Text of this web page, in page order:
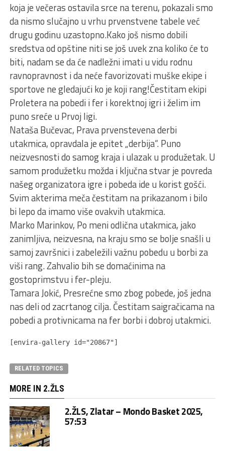
koja je večeras ostavila srce na terenu, pokazali smo
da nismo slučajno u vrhu prvenstvene tabele već
drugu godinu uzastopno.Kako još nismo dobili
sredstva od opštine niti se još uvek zna koliko će to
biti, nadam se da će nadležni imati u vidu rodnu
ravnopravnost i da neće favorizovati muške ekipe i
sportove ne gledajući ko je koji rang!Čestitam ekipi
Proletera na pobedi i fer i korektnoj igri i želim im
puno sreće u Prvoj ligi.
Nataša Bučevac, Prava prvenstevena derbi
utakmica, opravdala je epitet „derbija“. Puno
neizvesnosti do samog kraja i ulazak u produžetak. U
samom produžetku možda i ključna stvar je povreda
našeg organizatora igre i pobeda ide u korist gošći.
Svim akterima meča čestitam na prikazanom i bilo
bi lepo da imamo više ovakvih utakmica.
Marko Marinkov, Po meni odlična utakmica, jako
zanimljiva, neizvesna, na kraju smo se bolje snašli u
samoj završnici i zabeležili važnu pobedu u borbi za
viši rang. Zahvalio bih se domaćinima na
gostoprimstvu i fer-pleju.
Tamara Jokić, Presrećne smo zbog pobede, još jedna
nas deli od zacrtanog cilja. Čestitam saigračicama na
pobedi a protivnicama na fer borbi i dobroj utakmici.
[envira-gallery id="20867"]
RELATED TOPICS
MORE IN 2.ŽLS
2.ŽLS, Zlatar – Mondo Basket 2025,
57:53